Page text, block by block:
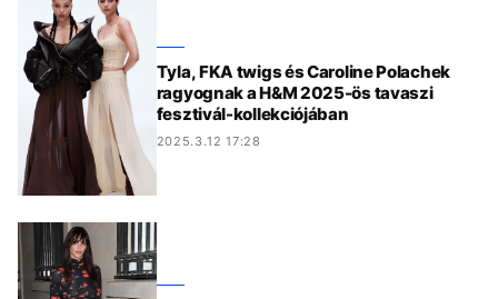
Tyla, FKA twigs és Caroline Polachek
ragyognak a H&M 2025-ös tavaszi
fesztivál-kollekciójában
2025.3.12 17:28